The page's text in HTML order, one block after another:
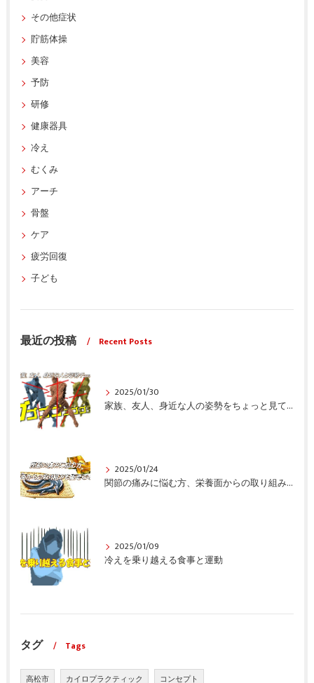
その他症状
貯筋体操
美容
予防
研修
健康器具
冷え
むくみ
アーチ
骨盤
ケア
疲労回復
子ども
最近の投稿 Recent Posts
2025/01/30
家族、友人、身近な人の姿勢をちょっと見てみませんか？
2025/01/24
関節の痛みに悩む方、栄養面からの取り組みも重要ですよ！
2025/01/09
冷えを乗り越える食事と運動
タグ Tags
高松市 カイロプラクティック コンセプト